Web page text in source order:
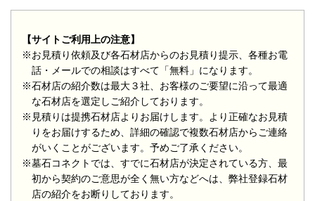
【サイトご利用上の注意】
※お見積り依頼及び各石材店からのお見積り提示、各種お電
話・メールでの相談はすべて「無料」になります。
※石材店の紹介数は最大３社、お客様のご要望に沿って最適
な石材店を選定しご紹介しております。
※見積りは提携石材店よりお届けします。より正確なお見積
りをお届けするため、詳細の確認で複数石材店からご連絡
がいくことがございます。予めご了承ください。
※墓石コネクトでは、すでに石材店が決定されている方、最
初から契約のご意思が全く無い方などへは、弊社登録石材
店の紹介をお断りしております。